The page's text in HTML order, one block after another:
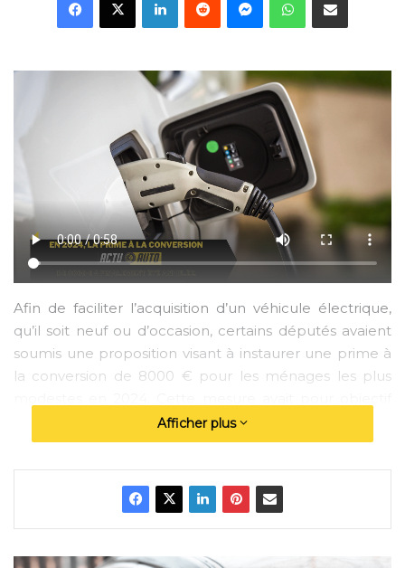
Afin de faciliter l’acquisition d’un véhicule électrique,
qu’il soit neuf ou d’occasion, certains députés avaient
soumis une proposition visant à instaurer une prime à
la conversion de 8000 € pour les ménages les plus
de stimuler l’adoption des véhicules électriques en
offrant des incitations financières significatives.
Cependant, malgré les espoirs suscités par cette
proposition, le gouvernement a finalement rejeté le
texte, laissant les ménages concernés dans l’attente
d’une solution alternative.
Afficher plus